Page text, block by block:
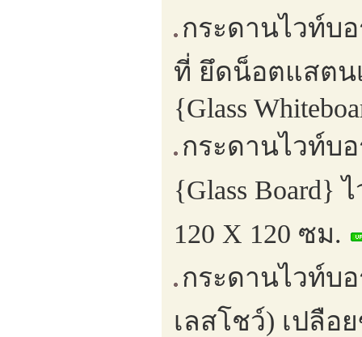
กระดานไวท์บ
ที่ ยึดน็อตแสตน
{Glass
กระดานไวท์บ
{Glass Board}
120 X 120 ซม.
กระดานไวท์บ
เลสโชว์) เปลือ